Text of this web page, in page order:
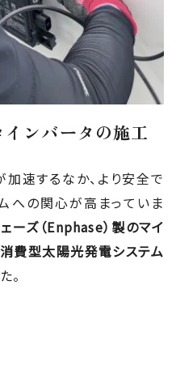
ンバータの施工
速するなか、より安全で
への関心が高まっていま
ーズ（Enphase）製のマイ
費型太陽光発電システム
。